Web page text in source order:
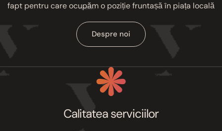
fapt pentru care ocupăm o poziție fruntașă în piața locală
Despre noi
Calitatea serviciilor